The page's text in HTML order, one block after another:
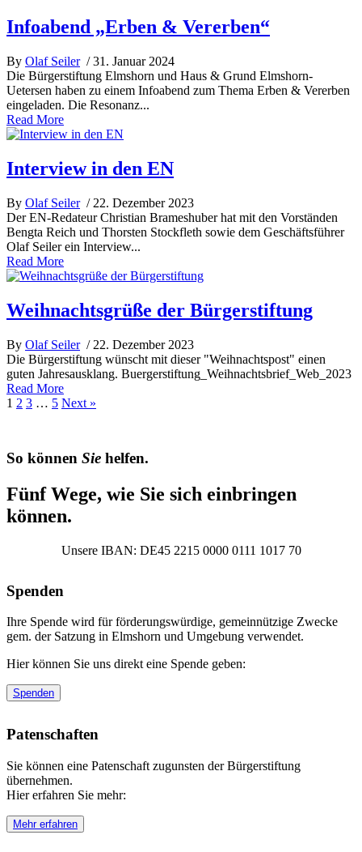
Infoabend „Erben & Vererben“
By Olaf Seiler / 31. Januar 2024
Die Bürgerstiftung Elmshorn und Haus & Grund Elmshorn-
Uetersen haben zu einem Infoabend zum Thema Erben & Vererben
eingeladen. Die Resonanz...
Read More
Interview in den EN
By Olaf Seiler / 22. Dezember 2023
Der EN-Redateur Christian Brameshuber hat mit den Vorständen
Bengta Reich und Thorsten Stockfleth sowie dem Geschäftsführer
Olaf Seiler ein Interview...
Read More
Weihnachtsgrüße der Bürgerstiftung
By Olaf Seiler / 22. Dezember 2023
Die Bürgerstiftung wünscht mit dieser "Weihnachtspost" einen
guten Jahresausklang. Buergerstiftung_Weihnachtsbrief_Web_2023
Read More
1 2 3 … 5 Next »
So können Sie helfen.
Fünf Wege, wie Sie sich einbringen
können.
Unsere IBAN: DE45 2215 0000 0111 1017 70
Spenden
Ihre Spende wird für förderungswürdige, gemeinnützige Zwecke
gem. der Satzung in Elmshorn und Umgebung verwendet.
Hier können Sie uns direkt eine Spende geben:
Spenden
Patenschaften
Sie können eine Patenschaft zugunsten der Bürgerstiftung
übernehmen.
Hier erfahren Sie mehr:
Mehr erfahren